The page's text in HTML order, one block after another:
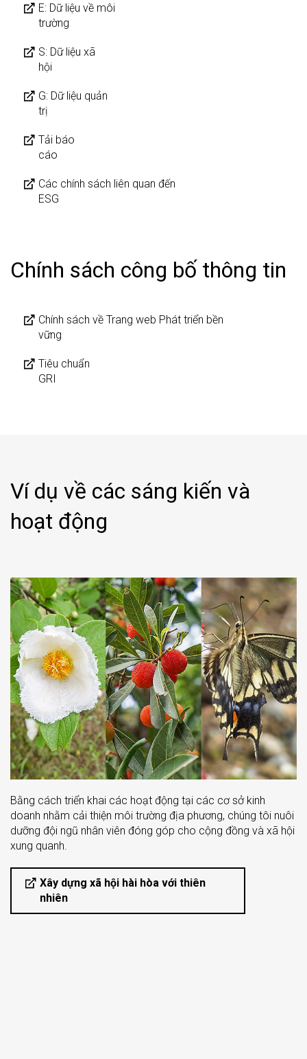
E: Dữ liệu về môi
trường
S: Dữ liệu xã
hội
G: Dữ liệu quản
trị
Tải báo
cáo
Các chính sách liên quan đến
ESG
Chính sách công bố thông tin
Chính sách về Trang web Phát triển bền
vững
Tiêu chuẩn
GRI
Ví dụ về các sáng kiến và
hoạt động
Bằng cách triển khai các hoạt động tại các cơ sở kinh
doanh nhằm cải thiện môi trường địa phương, chúng tôi nuôi
dưỡng đội ngũ nhân viên đóng góp cho cộng đồng và xã hội
xung quanh.
Xây dựng xã hội hài hòa với thiên
nhiên